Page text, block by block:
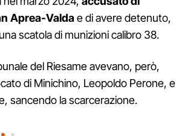
Aprea-Valdae di avere detenuto,
scatola di munizioni calibro 38.
del Riesame avevano, però,
di Minichino, Leopoldo Perone, e
sancendo la scarcerazione.